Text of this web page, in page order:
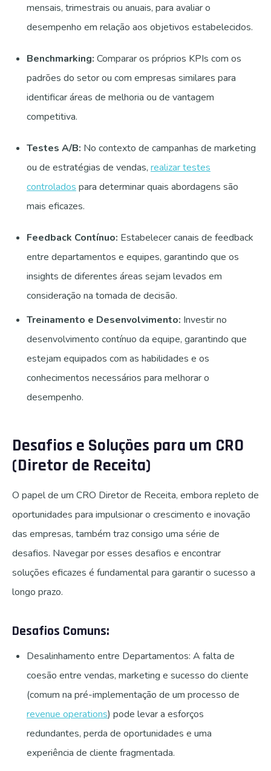
mensais, trimestrais ou anuais, para avaliar o
desempenho em relação aos objetivos estabelecidos.
Benchmarking: Comparar os próprios KPIs com os
padrões do setor ou com empresas similares para
identificar áreas de melhoria ou de vantagem
competitiva.
Testes A/B: No contexto de campanhas de marketing
ou de estratégias de vendas, realizar testes
controlados para determinar quais abordagens são
mais eficazes.
Feedback Contínuo: Estabelecer canais de feedback
entre departamentos e equipes, garantindo que os
insights de diferentes áreas sejam levados em
consideração na tomada de decisão.
Treinamento e Desenvolvimento: Investir no
desenvolvimento contínuo da equipe, garantindo que
estejam equipados com as habilidades e os
conhecimentos necessários para melhorar o
desempenho.
Desafios e Soluções para um CRO
(Diretor de Receita)
O papel de um CRO Diretor de Receita, embora repleto de
oportunidades para impulsionar o crescimento e inovação
das empresas, também traz consigo uma série de
desafios. Navegar por esses desafios e encontrar
soluções eficazes é fundamental para garantir o sucesso a
longo prazo.
Desafios Comuns:
Desalinhamento entre Departamentos: A falta de
coesão entre vendas, marketing e sucesso do cliente
(comum na pré-implementação de um processo de
revenue operations) pode levar a esforços
redundantes, perda de oportunidades e uma
experiência de cliente fragmentada.